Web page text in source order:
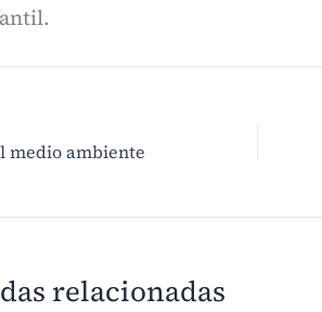
medio ambiente
relacionadas